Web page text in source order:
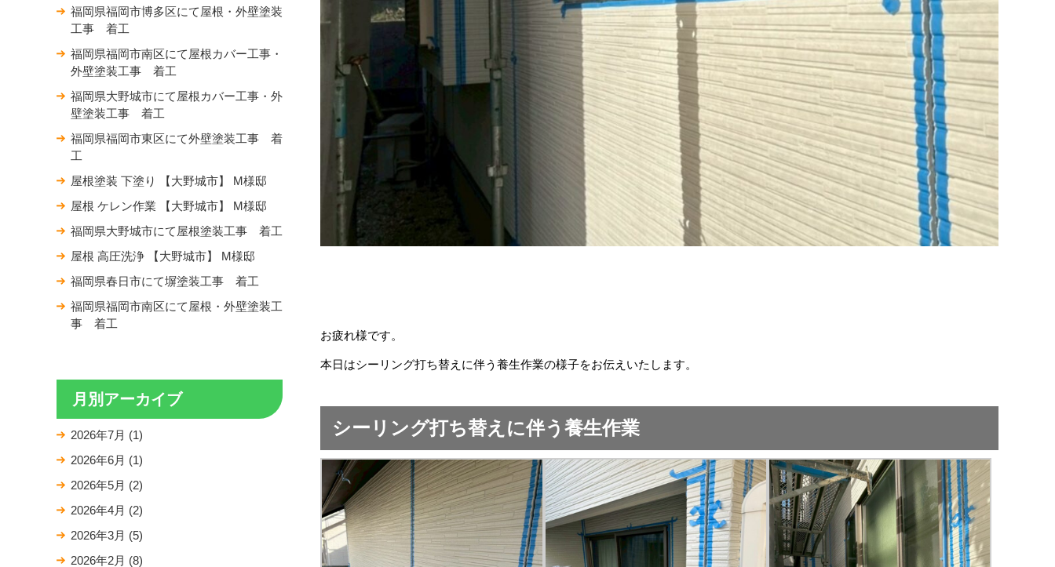
お疲れ様です。
本日はシーリング打ち替えに伴う養生作業の様子をお伝えいたします。
シーリング打ち替えに伴う養生作業
福岡県福岡市博多区にて屋根・外壁塗装
工事 着工
福岡県福岡市南区にて屋根カバー工事・
外壁塗装工事 着工
福岡県大野城市にて屋根カバー工事・外
壁塗装工事 着工
福岡県福岡市東区にて外壁塗装工事 着
工
屋根塗装 下塗り 【大野城市】 M様邸
屋根 ケレン作業 【大野城市】 M様邸
福岡県大野城市にて屋根塗装工事 着工
屋根 高圧洗浄 【大野城市】 M様邸
福岡県春日市にて塀塗装工事 着工
福岡県福岡市南区にて屋根・外壁塗装工
事 着工
月別アーカイブ
2026年7月 (1)
2026年6月 (1)
2026年5月 (2)
2026年4月 (2)
2026年3月 (5)
2026年2月 (8)